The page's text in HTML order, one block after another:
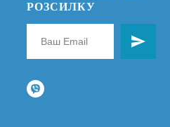
РОЗСИЛКУ